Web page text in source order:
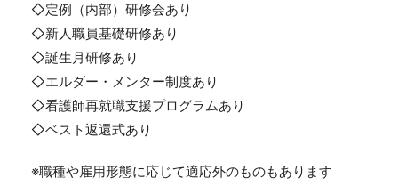
◇定例（内部）研修会あり
◇新人職員基礎研修あり
◇誕生月研修あり
◇エルダー・メンター制度あり
◇看護師再就職支援プログラムあり
◇ベスト返還式あり
※職種や雇用形態に応じて適応外のものもあります